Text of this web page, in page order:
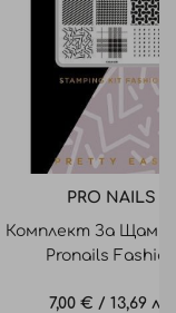
PRO NAILS
Комплект За
Pronails
7,00 € /13,69 лв.